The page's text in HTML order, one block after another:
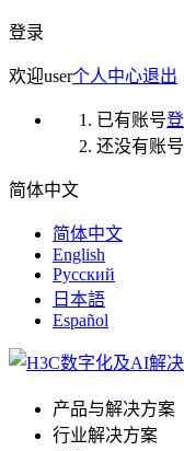
登录
欢迎user个人中心退出
已有账号
还没有账号
简体中文
简体中文
English
Русский
日本語
Español
产品与解决方案
行业解决方案